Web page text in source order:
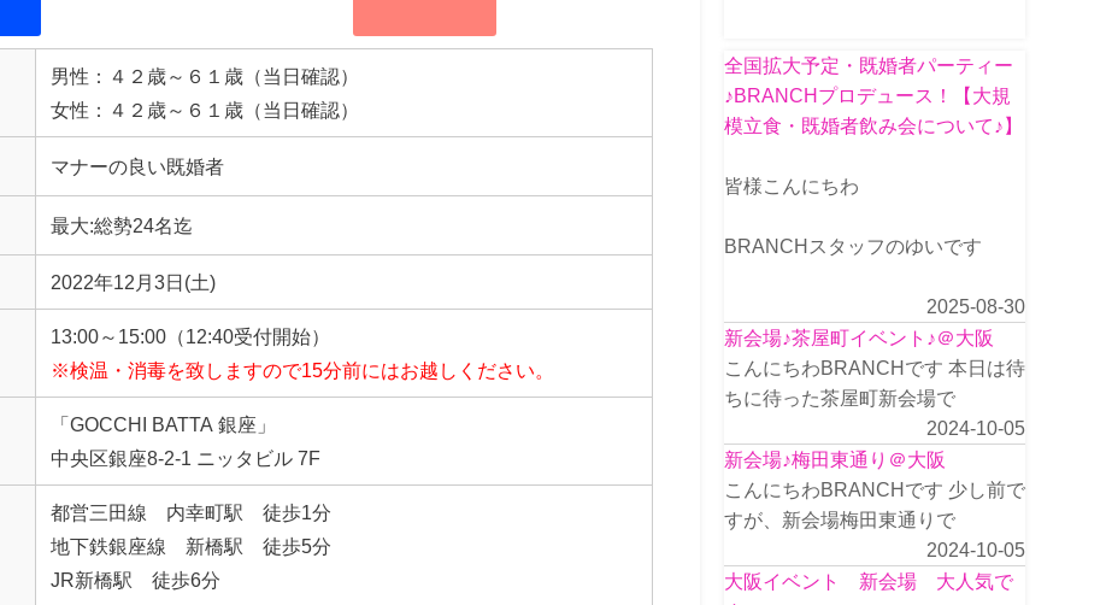
男性：４２歳～６１歳（当日確認）
女性：４２歳～６１歳（当日確認）
マナーの良い既婚者
最大:総勢24名迄
2022年12月3日(土)
13:00～15:00（12:40受付開始）
※検温・消毒を致しますので15分前にはお越しください。
「GOCCHI BATTA 銀座」
中央区銀座8-2-1 ニッタビル 7F
都営三田線 内幸町駅 徒歩1分
地下鉄銀座線 新橋駅 徒歩5分
JR新橋駅 徒歩6分
全国拡大予定・既婚者パーティー
♪BRANCHプロデュース！【大規
模立食・既婚者飲み会について♪】
皆様こんにちわ
BRANCHスタッフのゆいです
2025-08-30
新会場♪茶屋町イベント♪＠大阪
こんにちわBRANCHです 本日は待
ちに待った茶屋町新会場で
2024-10-05
新会場♪梅田東通り＠大阪
こんにちわBRANCHです 少し前で
すが、新会場梅田東通りで
2024-10-05
大阪イベント 新会場 大人気で